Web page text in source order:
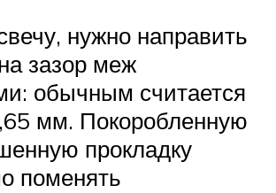
нужно направить
зазор меж
обычным считается
мм. Покоробленную
прокладку
поменять